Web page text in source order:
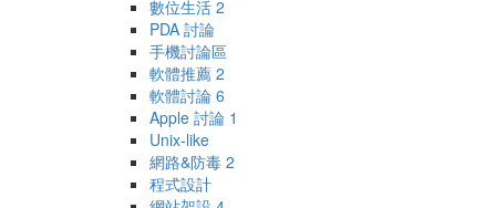
數位生活 2
PDA 討論
手機討論區
軟體推薦 2
軟體討論 6
Apple 討論 1
Unix-like
網路&防毒 2
程式設計